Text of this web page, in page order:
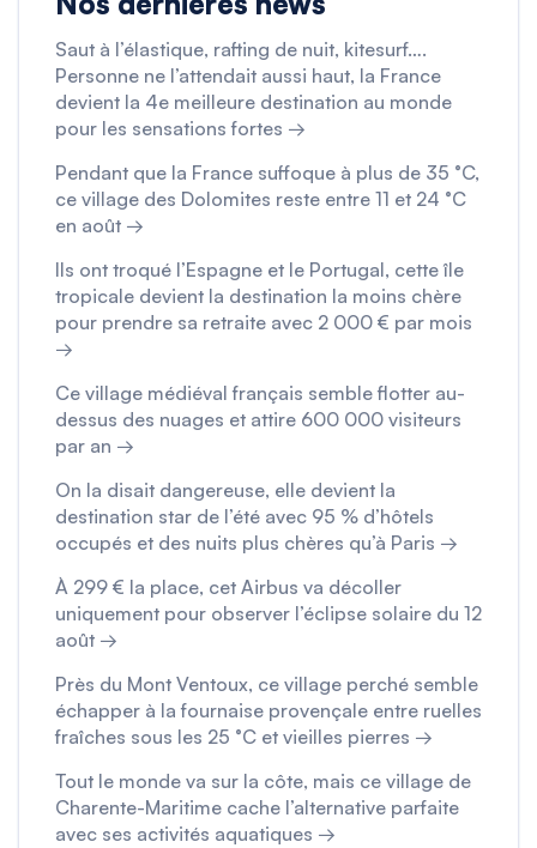
Saut à l’élastique, rafting de nuit, kitesurf….
Personne ne l’attendait aussi haut, la France
devient la 4e meilleure destination au monde
pour les sensations fortes →
Pendant que la France suffoque à plus de 35 °C,
ce village des Dolomites reste entre 11 et 24 °C
en août →
Ils ont troqué l’Espagne et le Portugal, cette île
tropicale devient la destination la moins chère
pour prendre sa retraite avec 2 000 € par mois
→
Ce village médiéval français semble flotter au-
dessus des nuages et attire 600 000 visiteurs
par an →
On la disait dangereuse, elle devient la
destination star de l’été avec 95 % d’hôtels
occupés et des nuits plus chères qu’à Paris →
À 299 € la place, cet Airbus va décoller
uniquement pour observer l’éclipse solaire du 12
août →
Près du Mont Ventoux, ce village perché semble
échapper à la fournaise provençale entre ruelles
fraîches sous les 25 °C et vieilles pierres →
Tout le monde va sur la côte, mais ce village de
Charente-Maritime cache l’alternative parfaite
avec ses activités aquatiques →